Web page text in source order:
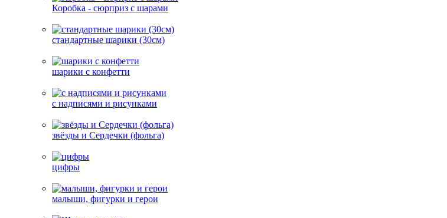
Коробка - сюрприз с шарами
стандартные шарики (30см)
шарики с конфетти
с надписями и рисунками
звёзды и Сердечки (фольга)
цифры
малыши, фигурки и герои